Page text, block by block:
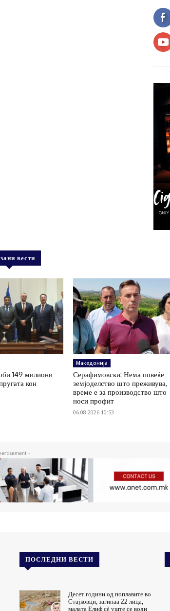
вести
149 милиони
кон
Македонија
Серафимовски: Нема повеќе
земјоделство што преживува,
време е за производство што
носи профит
06.08.2026 10:53
-
ПОСЛЕДНИ ВЕСТИ
Десет години од поплавите во
Стајковци, загинаа 22 лица,
малата Елиф сѐ уште се води